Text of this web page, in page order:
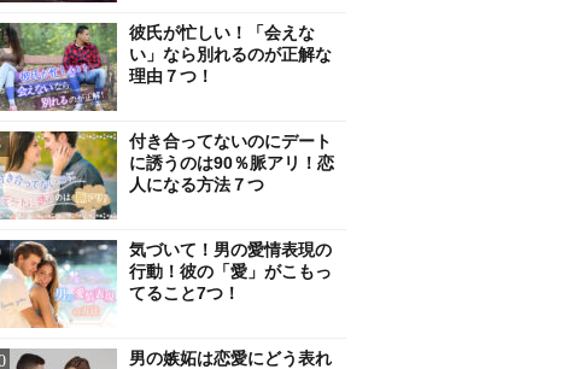
彼氏が忙しい！「会えな
い」なら別れるのが正解な
理由７つ！
付き合ってないのにデート
に誘うのは90％脈アリ！恋
人になる方法７つ
気づいて！男の愛情表現の
行動！彼の「愛」がこもっ
てること7つ！
男の嫉妬は恋愛にどう表れ